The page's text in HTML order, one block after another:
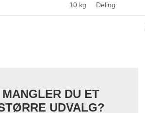
10 kg Deling:
MANGLER DU ET
UDVALG?